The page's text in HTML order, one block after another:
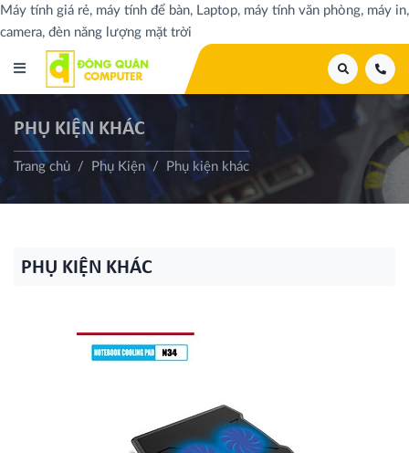
Máy tính giá rẻ, máy tính để bàn, Laptop, máy tính văn phòng, máy in,
camera, đèn năng lượng mặt trời
PHỤ KIỆN KHÁC
Trang chủ Phụ Kiện Phụ kiện khác
PHỤ KIỆN KHÁC